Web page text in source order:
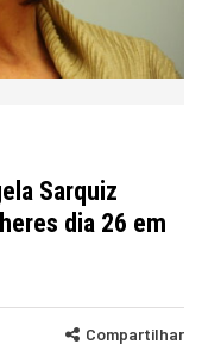
Sarquiz
dia 26 em
Compartilhar